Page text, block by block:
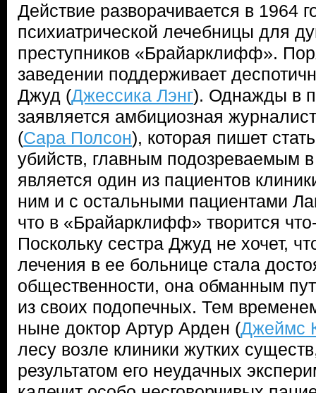
Действие разворачивается в 1964
психиатрической лечебницы для
преступников «Брайарклифф».
заведении поддерживает
Джуд (Джессика Лэнг). Однажды в
заявляется амбициозная
(Сара Полсон), которая пишет
убийств, главным подозреваемым
является один из пациентов
ним и с остальными пациентами
что в «Брайарклифф» творится
Поскольку сестра Джуд не хочет,
лечения в ее больнице стала
общественности, она обманным
из своих подопечных. Тем
ныне доктор Артур Арден (Джеймс
лесу возле клиники жутких
результатом его неудачных